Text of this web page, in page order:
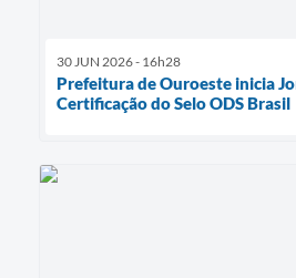
30 JUN 2026 - 16h28
Prefeitura de Ouroeste inicia
Certificação do Selo ODS Brasil